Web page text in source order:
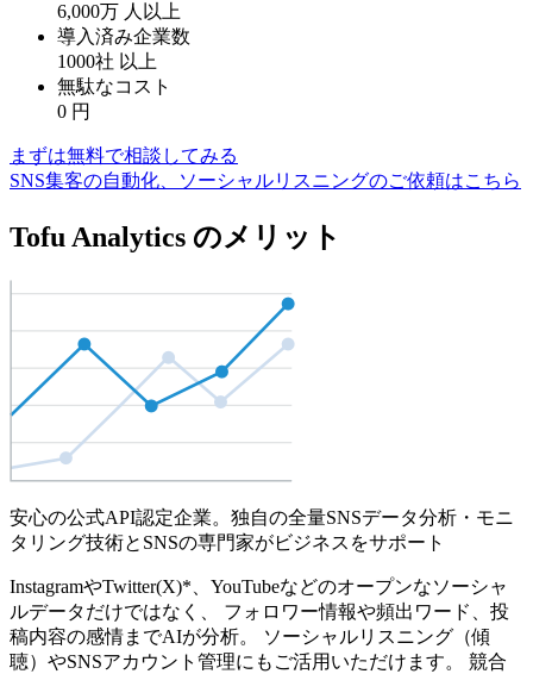
6,000万 人以上
導入済み企業数
1000社 以上
無駄なコスト
0 円
まずは無料で相談してみる
SNS集客の自動化、ソーシャルリスニングのご依頼はこちら
Tofu Analytics のメリット
安心の公式API認定企業。独自の全量SNSデータ分析・モニ
タリング技術とSNSの専門家がビジネスをサポート
InstagramやTwitter(X)*、YouTubeなどのオープンなソーシャ
ルデータだけではなく、 フォロワー情報や頻出ワード、投
稿内容の感情までAIが分析。 ソーシャルリスニング（傾
聴）やSNSアカウント管理にもご活用いただけます。 競合